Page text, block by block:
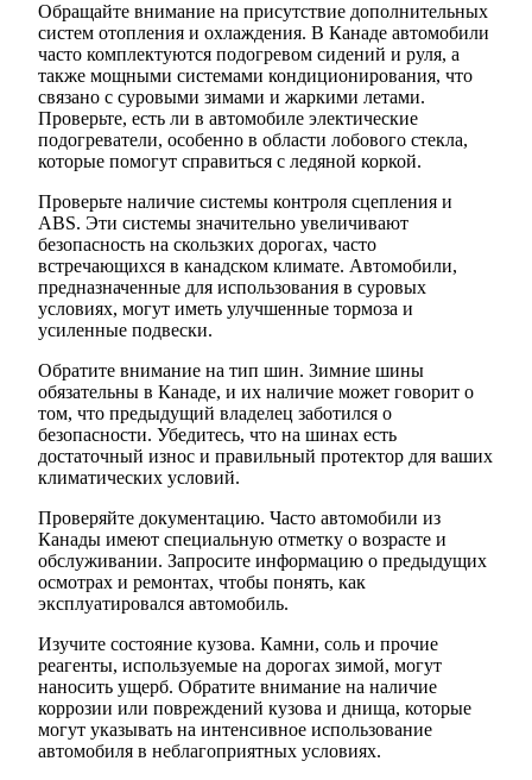
Обращайте внимание на присутствие дополнительных
систем отопления и охлаждения. В Канаде автомобили
часто комплектуются подогревом сидений и руля, а
также мощными системами кондиционирования, что
связано с суровыми зимами и жаркими летами.
Проверьте, есть ли в автомобиле электические
подогреватели, особенно в области лобового стекла,
которые помогут справиться с ледяной коркой.
Проверьте наличие системы контроля сцепления и
ABS. Эти системы значительно увеличивают
безопасность на скользких дорогах, часто
встречающихся в канадском климате. Автомобили,
предназначенные для использования в суровых
условиях, могут иметь улучшенные тормоза и
усиленные подвески.
Обратите внимание на тип шин. Зимние шины
обязательны в Канаде, и их наличие может говорит о
том, что предыдущий владелец заботился о
безопасности. Убедитесь, что на шинах есть
достаточный износ и правильный протектор для ваших
климатических условий.
Проверяйте документацию. Часто автомобили из
Канады имеют специальную отметку о возрасте и
обслуживании. Запросите информацию о предыдущих
осмотрах и ремонтах, чтобы понять, как
эксплуатировался автомобиль.
Изучите состояние кузова. Камни, соль и прочие
реагенты, используемые на дорогах зимой, могут
наносить ущерб. Обратите внимание на наличие
коррозии или повреждений кузова и днища, которые
могут указывать на интенсивное использование
автомобиля в неблагоприятных условиях.